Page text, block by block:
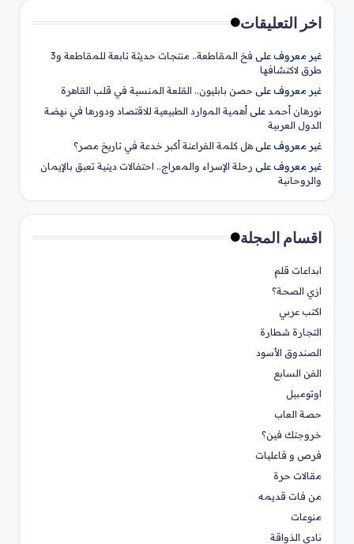
اخر التعليقات
غير معروف على
فخ المقاطعة.. منتجات حديثة تابعة للمقاطعة و3
طرق لاكتشافها
غير معروف على حصن بابليون.. القلعة المنسية في قلب القاهرة
نورهان أحمد على أهمية الموارد الطبيعية للاقتصاد ودورها في نهضة
الدول العربية
غير معروف على هل كلمة الفراعنة أكبر خدعة في تاريخ مصر؟
غير معروف على رحلة الإسراء والمعراج.. احتفالات دينية تعبق بالإيمان
والروحانية
اقسام المجلة
ابداعات قلم
ازي الصحة؟
اكتب عربي
التجارة شطارة
الصندوق الأسود
الفن السابع
اوتومبيل
حصة العاب
خروجتك فين؟
فرص و فاعليات
مقالات حرة
من فات قديمه
منوعات
نادي الذواقة